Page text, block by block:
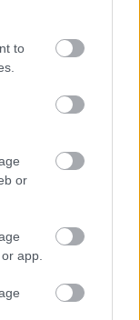
to
or
app.
Lehet, hogy
fiatal